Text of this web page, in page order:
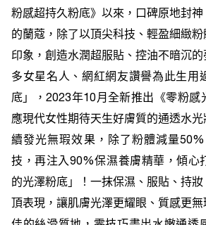
粉感超持久粉底》以來，口碑原地封
的蘭蔻，除了以頂尖科技、輕盈細緻
印象，創造水潤超服貼、控油不暗沉
多女星名人、網紅網友讚譽為此生用
底」，2023年10月全新推出《零粉感
應現代女性期待天生好膚質的通透水
續發光無瑕效果，除了粉體減量
技，再注入90%保濕養膚精華，傾心
的光澤粉底」！一抹保濕、服貼、持
頂表現，讓肌膚光澤更耀眼、質感更